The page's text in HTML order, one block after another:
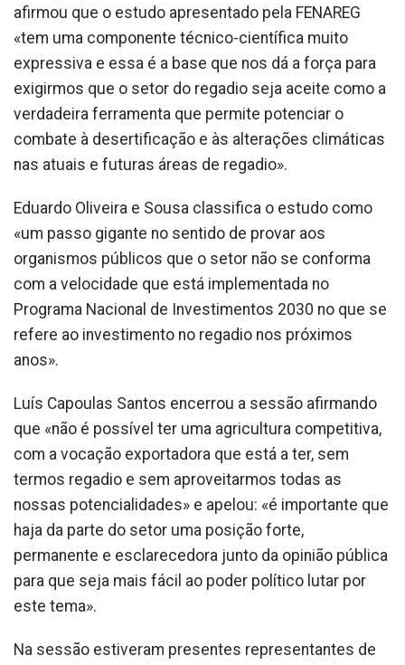
afirmou que o estudo apresentado pela FENAREG
«tem uma componente técnico-científica muito
expressiva e essa é a base que nos dá a força para
exigirmos que o setor do regadio seja aceite como a
verdadeira ferramenta que permite potenciar o
combate à desertificação e às alterações climáticas
nas atuais e futuras áreas de regadio».
Eduardo Oliveira e Sousa classifica o estudo como
«um passo gigante no sentido de provar aos
organismos públicos que o setor não se conforma
com a velocidade que está implementada no
Programa Nacional de Investimentos 2030 no que se
refere ao investimento no regadio nos próximos
anos».
Luís Capoulas Santos encerrou a sessão afirmando
que «não é possível ter uma agricultura competitiva,
com a vocação exportadora que está a ter, sem
termos regadio e sem aproveitarmos todas as
nossas potencialidades» e apelou: «é importante que
haja da parte do setor uma posição forte,
permanente e esclarecedora junto da opinião pública
para que seja mais fácil ao poder político lutar por
este tema».
Na sessão estiveram presentes representantes de